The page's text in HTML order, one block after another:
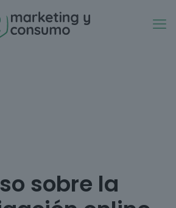
sobre la